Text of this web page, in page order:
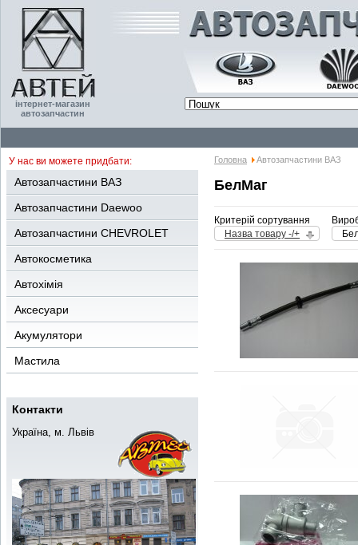
інтернет-магазин
автозапчастин
У нас ви можете придбати:
Автозапчастини ВАЗ
Автозапчастини Daewoo
Автозапчастини CHEVROLET
Автокосметика
Автохімія
Аксесуари
Акумулятори
Мастила
Контакти
Україна, м. Львів
Головна Автозапчастини ВАЗ
БелМаг
Критерій сортування
Назва товару -/+